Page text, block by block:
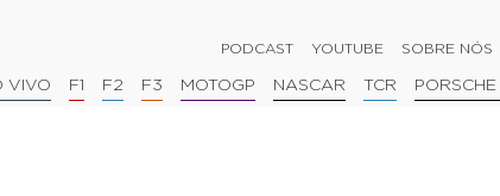
PODCAST YOUTUBE SOBRE NÓS
VIVO F1 F2 F3 MOTOGP NASCAR TCR PORSCHE